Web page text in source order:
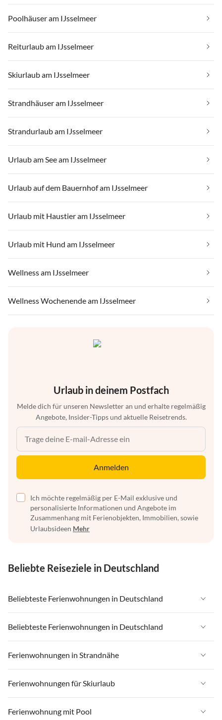
Poolhäuser am IJsselmeer
Reiturlaub am IJsselmeer
Skiurlaub am IJsselmeer
Strandhäuser am IJsselmeer
Strandurlaub am IJsselmeer
Urlaub am See am IJsselmeer
Urlaub auf dem Bauernhof am IJsselmeer
Urlaub mit Haustier am IJsselmeer
Urlaub mit Hund am IJsselmeer
Wellness am IJsselmeer
Wellness Wochenende am IJsselmeer
Urlaub in deinem Postfach
Melde dich für unseren Newsletter an und erhalte regelmäßig
Angebote, Insider-Tipps und aktuelle Reisetrends.
Anmelden
Ich möchte regelmäßig per E-Mail exklusive und
personalisierte Informationen und Angebote im
Zusammenhang mit Ferienobjekten, Immobilien, sowie
Urlaubsideen Mehr
Beliebte Reiseziele in Deutschland
Beliebteste Ferienwohnungen in Deutschland
Ferienwohnungen in Deutschland
Ferienwohnungen in Ostsee
Ferienwohnungen in Nordsee
Ferienwohnungen in Mecklenburg-Vorpommern
Ferienwohnungen in Niedersachsen
Beliebteste Ferienwohnungen in Deutschland
Ferienwohnungen in Deutschland
Ferienwohnungen in Ostsee
Ferienwohnungen in Nordsee
Ferienwohnungen in Strandnähe
Ferienwohnungen in Strandnähe in Deutschland
Ferienwohnungen in Strandnähe in Ostsee
Ferienwohnungen in Strandnähe in Nordsee
Ferienwohnungen für Skiurlaub
Ferienwohnungen für Skiurlaub in Deutschland
Ferienwohnung mit Pool